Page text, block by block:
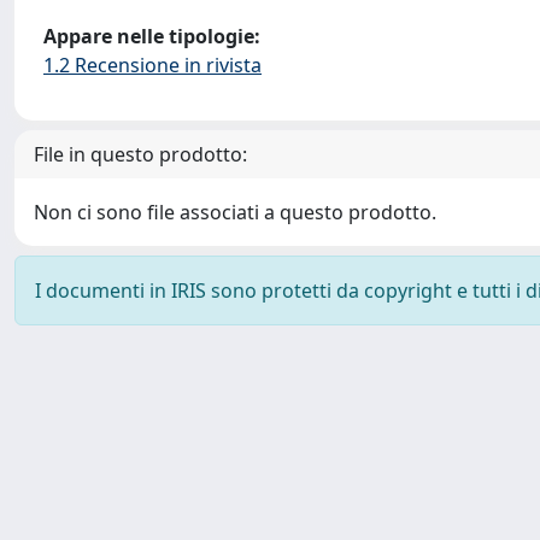
Appare nelle tipologie:
1.2 Recensione in rivista
File in questo prodotto:
Non ci sono file associati a questo prodotto.
I documenti in IRIS sono protetti da copyright e tutti i